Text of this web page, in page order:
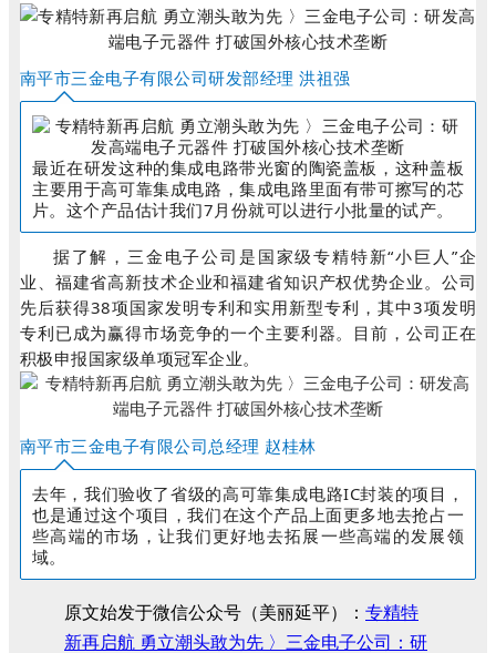
南平市三金电子有限公司研发部经理 洪祖强
最近在研发这种的集成电路带光窗的陶瓷盖板，这种盖板
主要用于高可靠集成电路，集成电路里面有带可擦写的芯
片。这个产品估计我们7月份就可以进行小批量的试产。
据了解，三金电子公司是国家级专精特新“小巨人”企
业、福建省高新技术企业和福建省知识产权优势企业。公司
先后获得38项国家发明专利和实用新型专利，其中3项发明
专利已成为赢得市场竞争的一个主要利器。目前，公司正在
积极申报国家级单项冠军企业。
南平市三金电子有限公司总经理 赵桂林
去年，我们验收了省级的高可靠集成电路IC封装的项目，
也是通过这个项目，我们在这个产品上面更多地去抢占一
些高端的市场，让我们更好地去拓展一些高端的发展领
域。
原文始发于微信公众号（美丽延平）： 专精特
新再启航 勇立潮头敢为先 〉三金电子公司：研